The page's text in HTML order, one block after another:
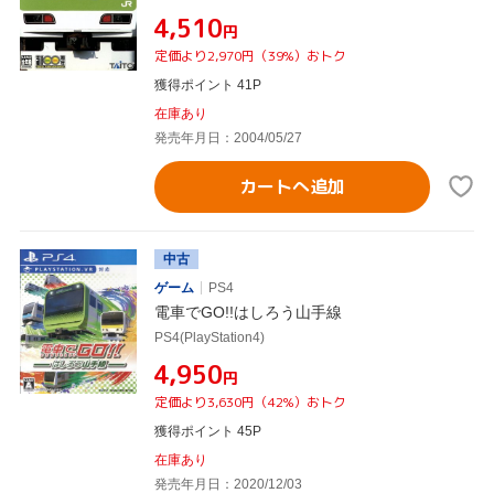
¥4,510円
定価より2,970円（39%）おトク
獲得ポイント 41P
在庫あり
発売年月日：2004/05/27
カートへ追加
中古
ゲーム
PS4
電車でGO!!はしろう山手線
PS4(PlayStation4)
¥4,950円
定価より3,630円（42%）おトク
獲得ポイント 45P
在庫あり
発売年月日：2020/12/03